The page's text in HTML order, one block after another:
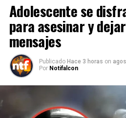
Adolescente se
para asesinar y
mensajes
Publicado Hace 3 horas on
Por Notifalcon